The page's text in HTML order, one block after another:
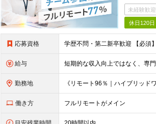
未経験歓迎
休日120日
応募資格
給与
勤務地
働き方 フルリモートがメイン